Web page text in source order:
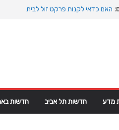
האם כדאי לקנות פרקט זול לבית
מדע חדשות תל אביב חדשות